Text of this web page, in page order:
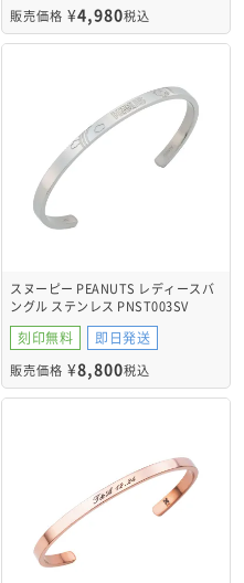
販売価格 ¥4,980税込
スヌーピー PEANUTS レディースバ
ングル ステンレス PNST003SV
刻印無料 即日発送
販売価格 ¥8,800税込